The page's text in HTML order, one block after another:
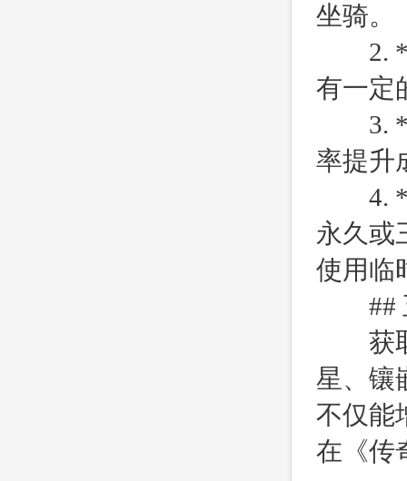
坐骑。
2. **
有一定
3. **
率提升
4. **
永久或
使用临
##
获取
星、镶
不仅能
在《传